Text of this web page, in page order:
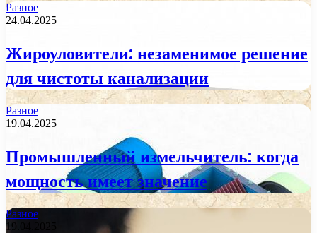
Разное
24.04.2025
Жироуловители: незаменимое решение
для чистоты канализации
Разное
19.04.2025
Промышленный измельчитель: когда
мощность имеет значение
Разное
19.04.2025